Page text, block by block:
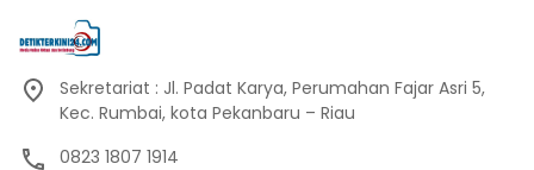
Sekretariat : Jl. Padat Karya, Perumahan Fajar Asri 5,
Kec. Rumbai, kota Pekanbaru – Riau
0823 1807 1914